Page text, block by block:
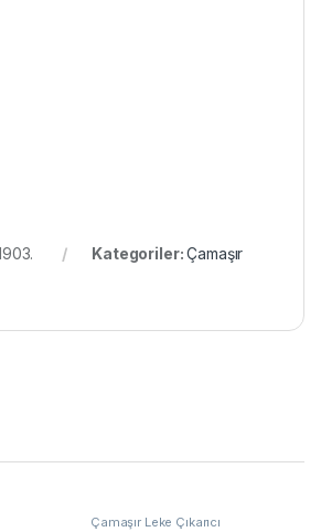
Kategoriler:Çamaşır
Çamaşır Leke Çıkarıcı